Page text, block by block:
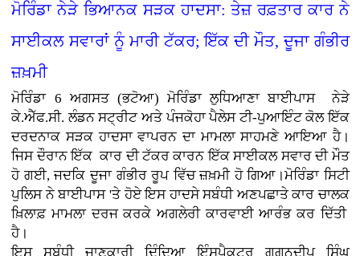
ਮੋਰਿੰਡਾ ਨੇੜੇ ਭਿਆਨਕ ਸੜਕ ਹਾਦਸਾ: ਤੇਜ਼ ਰਫ਼ਤਾਰ ਕਾਰ ਨੇ
ਸਾਈਕਲ ਸਵਾਰਾਂ ਨੂੰ ਮਾਰੀ ਟੱਕਰ; ਇੱਕ ਦੀ ਮੌਤ, ਦੂਜਾ ਗੰਭੀਰ
ਜ਼ਖ਼ਮੀ
ਮੋਰਿੰਡਾ 6 ਅਗਸਤ (ਭਟੋਆ)ਮੋਰਿੰਡਾ ਲੁਧਿਆਣਾ ਬਾਈਪਾਸ ਨੇੜੇ
ਕੇ.ਐੱਫ.ਸੀ. ਲੰਡਨ ਸਟ੍ਰੀਟ ਅਤੇ ਪੰਜਕੋਹਾ ਪੈਲੇਸ ਟੀ-ਪੁਆਇੰਟ ਕੋਲ ਇੱਕ
ਦਰਦਨਾਕ ਸੜਕ ਹਾਦਸਾ ਵਾਪਰਨ ਦਾ ਮਾਮਲਾ ਸਾਹਮਣੇ ਆਇਆ ਹੈ।
ਜਿਸ ਦੌਰਾਨ ਇੱਕ ਕਾਰ ਦੀ ਟੱਕਰ ਕਾਰਨ ਇੱਕ ਸਾਈਕਲ ਸਵਾਰ ਦੀ ਮੌਤ
ਹੋ ਗਈ, ਜਦਕਿ ਦੂਜਾ ਗੰਭੀਰ ਰੂਪ ਵਿੱਚ ਜ਼ਖ਼ਮੀ ਹੋ ਗਿਆ।ਮੋਰਿੰਡਾ ਸਿਟੀ
ਪੁਲਿਸ ਨੇ ਬਾਈਪਾਸ 'ਤੇ ਹੋਏ ਇਸ ਹਾਦਸੇ ਸਬੰਧੀ ਅਣਪਛਾਤੇ ਕਾਰ ਚਾਲਕ
ਖ਼ਿਲਾਫ਼ ਮਾਮਲਾ ਦਰਜ ਕਰਕੇ ਅਗਲੇਰੀ ਕਾਰਵਾਈ ਆਰੰਭ ਕਰ ਦਿੱਤੀ
ਹੈ।
ਇਸ ਸਬੰਧੀ ਜਾਣਕਾਰੀ ਦਿੰਦਿਆ ਇੰਸਪੈਕਟਰ ਗਗਨਦੀਪ ਸਿੰਘ